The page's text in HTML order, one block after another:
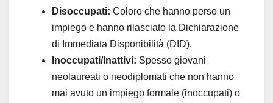
Disoccupati: Coloro che hanno perso un
impiego e hanno rilasciato la Dichiarazione
di Immediata Disponibilità (DID).
Inoccupati/Inattivi: Spesso giovani
neolaureati o neodiplomati che non hanno
mai avuto un impiego formale (inoccupati) o